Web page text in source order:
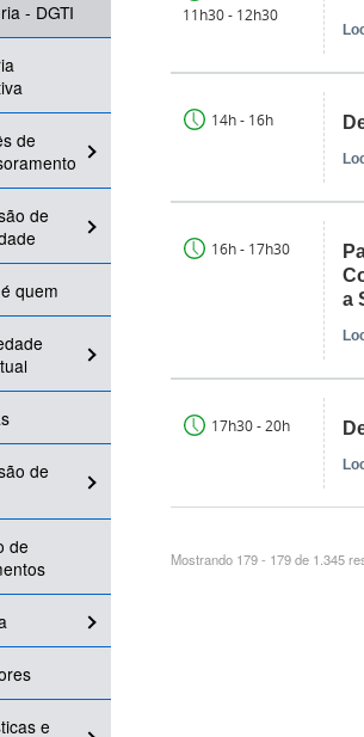
- DGTI
de
de
quem
de
de
e
11h30 - 12h30
14h - 16h
16h - 17h30
a
17h30 - 20h
Mostrando 179 - 179 de 1.345